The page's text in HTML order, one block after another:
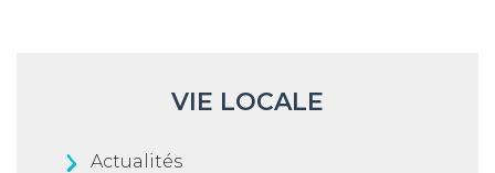
VIE LOCALE
Actualités